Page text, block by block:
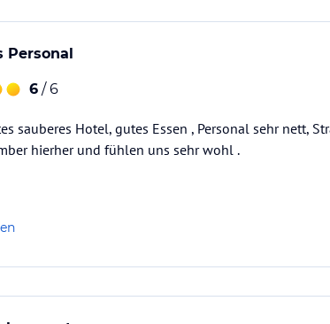
Personal
6 / 6
sauberes Hotel, gutes Essen , Personal sehr nett,
hierher und fühlen uns sehr wohl .